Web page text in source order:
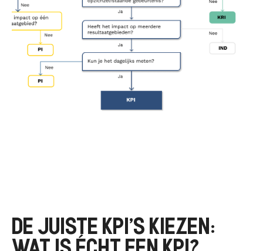
DE JUISTE KPI’S KIEZEN: